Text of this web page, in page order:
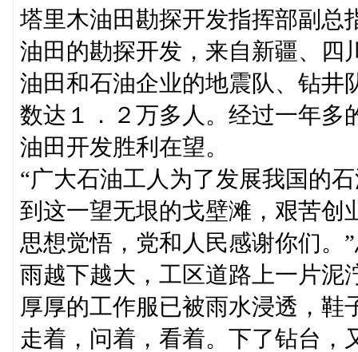
塔里木油田勘探开发指挥部副总
油田的勘探开发，来自新疆、四
油田和石油企业的地震队、钻井
数达１．２万多人。经过一年多
油田开发胜利在望。
“广大石油工人为了发展我国的
到这一望无垠的戈壁滩，艰苦创
思想觉悟，党和人民感谢你们。
雨越下越大，工区道路上一片泥
厚厚的工作服已被雨水浸透，鞋
走着，问着，看着。下了钻台，